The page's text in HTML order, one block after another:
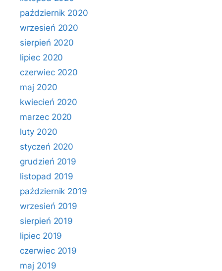
październik 2020
wrzesień 2020
sierpień 2020
lipiec 2020
czerwiec 2020
maj 2020
kwiecień 2020
marzec 2020
luty 2020
styczeń 2020
grudzień 2019
listopad 2019
październik 2019
wrzesień 2019
sierpień 2019
lipiec 2019
czerwiec 2019
maj 2019